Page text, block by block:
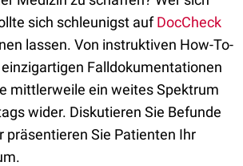
sich schleunigst aufDocCheck
lassen. Von instruktiven How-To-
Falldokumentationen
mittlerweile ein weites Spektrum
wider. Diskutieren Sie Befunde
präsentieren Sie Patienten Ihr